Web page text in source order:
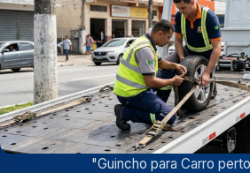
"Guincho para Carro